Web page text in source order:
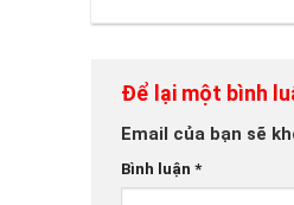
Để lại một bình
Email của bạn sẽ
Bình luận *